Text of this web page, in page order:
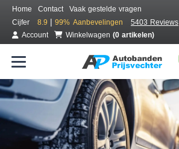
Home Contact
Vaak gestelde vragen
Cijfer
8.9 | 99% Aanbevelingen
5403 Reviews
Account
Winkelwagen (0 artikelen)